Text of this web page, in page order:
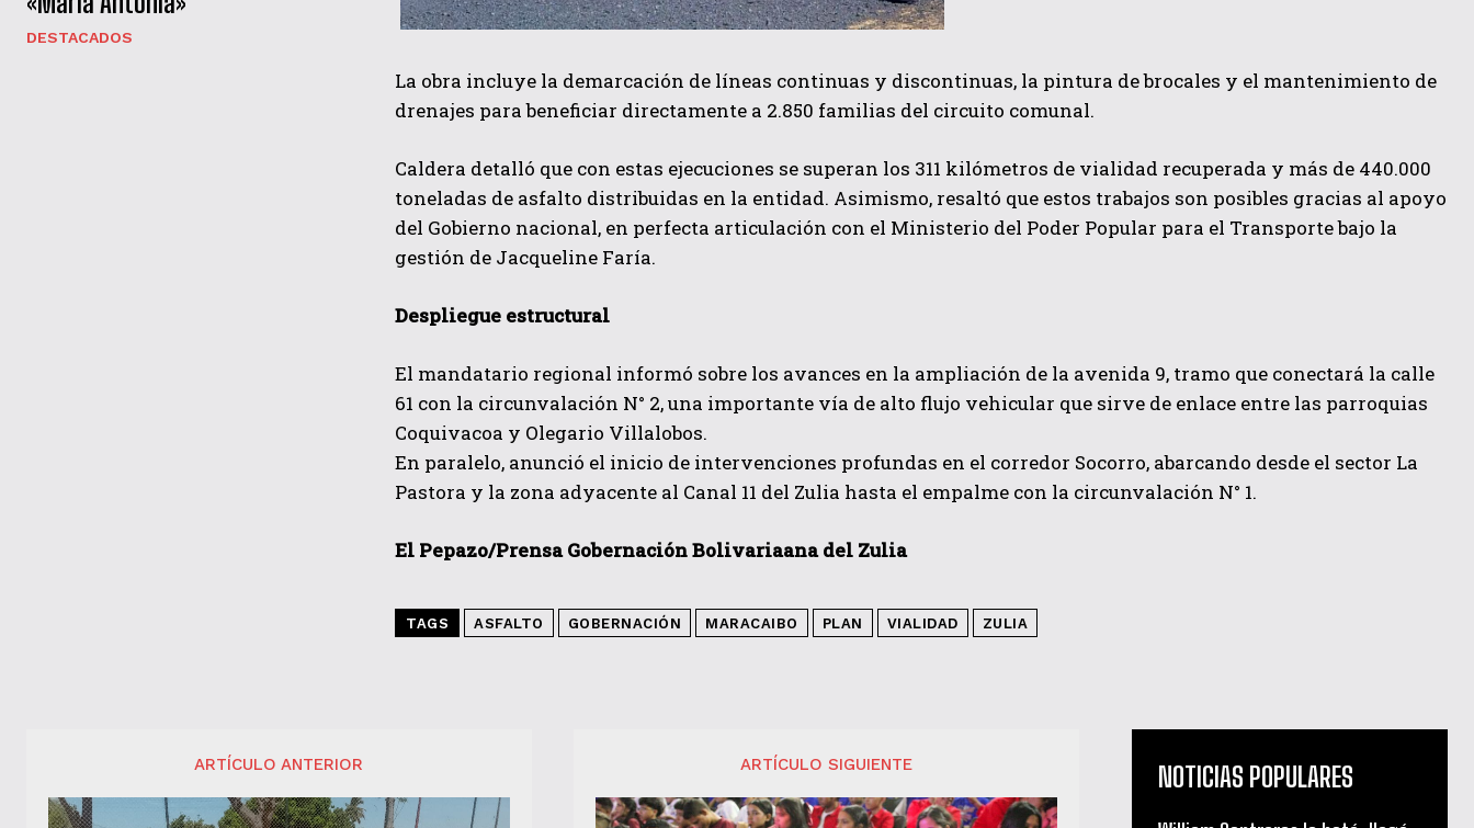
DESTACADOS
La obra incluye la demarcación de líneas continuas y discontinuas, la pintura de brocales y el mantenimiento de
drenajes para beneficiar directamente a 2.850 familias del circuito comunal.
Caldera detalló que con estas ejecuciones se superan los 311 kilómetros de vialidad recuperada y más de 440.000
toneladas de asfalto distribuidas en la entidad. Asimismo, resaltó que estos trabajos son posibles gracias al apoyo
del Gobierno nacional, en perfecta articulación con el Ministerio del Poder Popular para el Transporte bajo la
gestión de Jacqueline Faría.
Despliegue estructural
El mandatario regional informó sobre los avances en la ampliación de la avenida 9, tramo que conectará la calle
61 con la circunvalación N° 2, una importante vía de alto flujo vehicular que sirve de enlace entre las parroquias
Coquivacoa y Olegario Villalobos.
En paralelo, anunció el inicio de intervenciones profundas en el corredor Socorro, abarcando desde el sector La
Pastora y la zona adyacente al Canal 11 del Zulia hasta el empalme con la circunvalación N° 1.
El Pepazo/Prensa Gobernación Bolivariaana del Zulia
TAGS ASFALTO GOBERNACIÓN MARACAIBO PLAN VIALIDAD ZULIA
ARTÍCULO ANTERIOR ARTÍCULO SIGUIENTE NOTICIAS POPULARES